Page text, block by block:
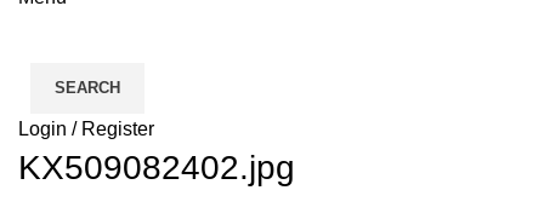
SEARCH
Login / Register
KX509082402.jpg